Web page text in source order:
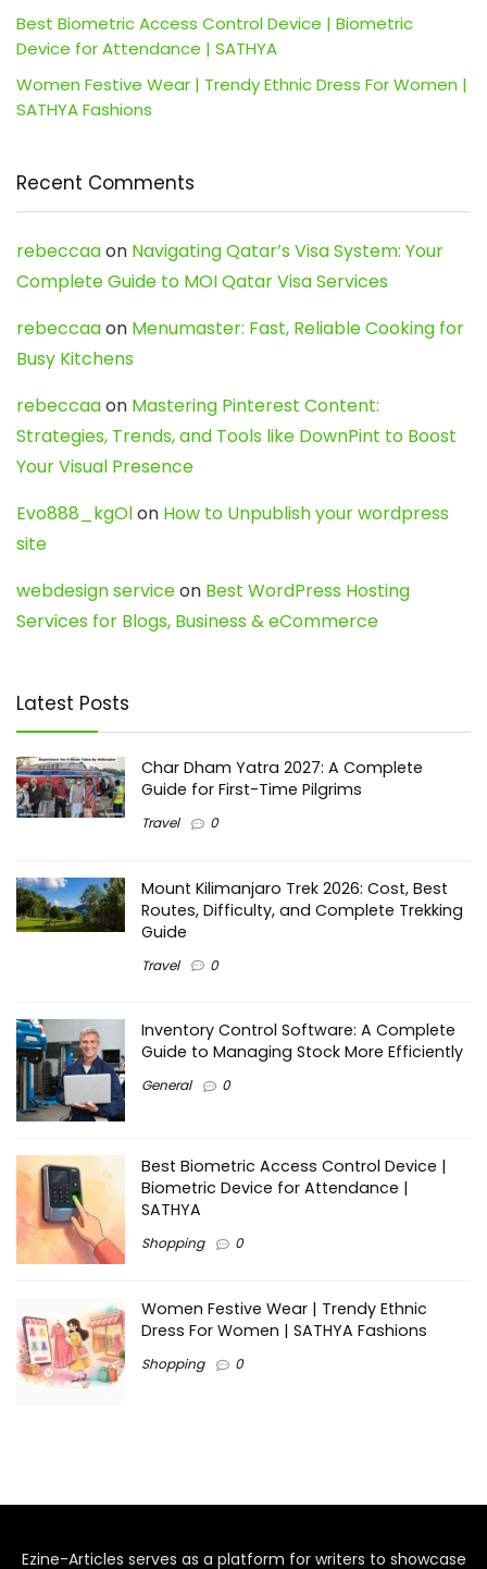
Best Biometric Access Control Device | Biometric
Device for Attendance | SATHYA
Women Festive Wear | Trendy Ethnic Dress For Women |
SATHYA Fashions
Recent Comments
rebeccaaon Navigating Qatar’s Visa System: Your
Complete Guide to MOI Qatar Visa Services
rebeccaaon Menumaster: Fast, Reliable Cooking for
Busy Kitchens
rebeccaaon Mastering Pinterest Content:
Strategies, Trends, and Tools like DownPint to Boost
Your Visual Presence
Evo888_kgOlon How to Unpublish your wordpress
site
webdesign serviceon Best WordPress Hosting
Services for Blogs, Business & eCommerce
Latest Posts
Char Dham Yatra 2027: A Complete
Guide for First-Time Pilgrims
Travel 0
Mount Kilimanjaro Trek 2026: Cost, Best
Routes, Difficulty, and Complete Trekking
Guide
Travel 0
Inventory Control Software: A Complete
Guide to Managing Stock More Efficiently
General 0
Best Biometric Access Control Device |
Biometric Device for Attendance |
SATHYA
Shopping 0
Women Festive Wear | Trendy Ethnic
Dress For Women | SATHYA Fashions
Shopping 0
Ezine-Articles serves as a platform for writers to showcase